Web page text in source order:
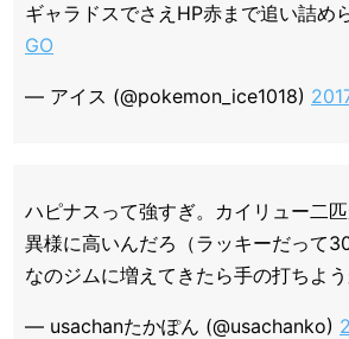
ギャラドスでさえHP赤まで追い詰め
GO
— アイス (@pokemon_ice1018)
ハピナスって強すぎ。カイリュー二
異様に高いんだろ（ラッキーだって
なのジムに増えてきたら手の打ちよう
— usachanたかぽん (@usachanko)